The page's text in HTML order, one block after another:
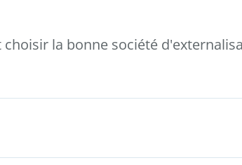
choisir la bonne société